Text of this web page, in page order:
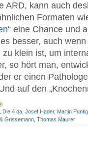
ARD, kann auch
Formaten
“ eine Chance und
besser, auch
zu klein ist, um
so hört man,
er einen
auf den
Die 4 da Josef Hader, Martin
Grissemann Thomas Maurer